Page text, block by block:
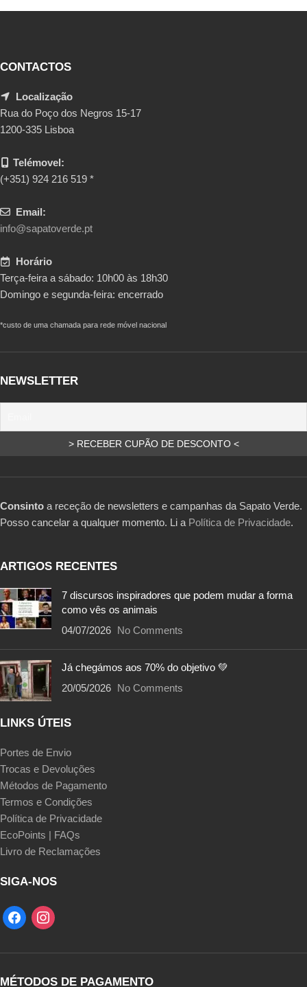
CONTACTOS
Localização
Rua do Poço dos Negros 15-17
1200-335 Lisboa
Telémovel:
(+351) 924 216 519 *
Email:
info@sapatoverde.pt
Horário
Terça-feira a sábado: 10h00 às 18h30
Domingo e segunda-feira: encerrado
*custo de uma chamada para rede móvel nacional
NEWSLETTER
Consinto a receção de newsletters e campanhas da Sapato Verde.
Posso cancelar a qualquer momento. Li a Política de Privacidade.
ARTIGOS RECENTES
7 discursos inspiradores que podem mudar a forma
como vês os animais
04/07/2026 No Comments
Já chegámos aos 70% do objetivo 💚
20/05/2026 No Comments
LINKS ÚTEIS
Portes de Envio
Trocas e Devoluções
Métodos de Pagamento
Termos e Condições
Política de Privacidade
EcoPoints | FAQs
Livro de Reclamações
SIGA-NOS
MÉTODOS DE PAGAMENTO